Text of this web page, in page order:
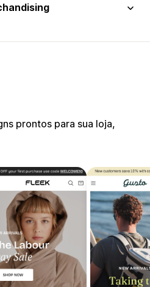
prontos para sua loja,